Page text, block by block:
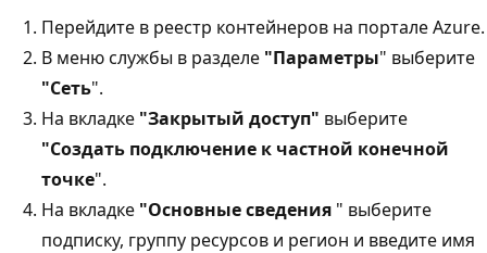
Перейдите в реестр контейнеров на портале Azure.
В меню службы в разделе "Параметры" выберите
"Сеть".
На вкладке "Закрытый доступ" выберите
"Создать подключение к частной конечной
точке".
На вкладке "Основные сведения " выберите
подписку, группу ресурсов и регион и введите имя